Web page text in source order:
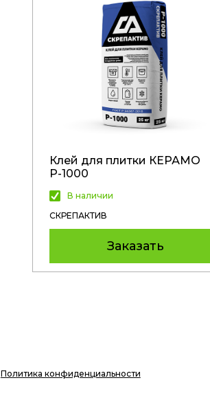
Клей для плитки КЕРАМО
Р-1000
В наличии
СКРЕПАКТИВ
Заказать
Политика конфиденциальности